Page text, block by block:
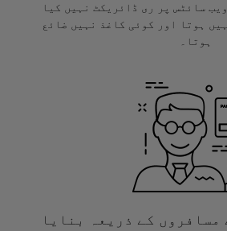
سائٹس پر ری ڈائریکٹ نہیں کیا
ہوتا اور کوئی کاغذ نہیں ضائع
ہوتا۔
مسافروں کے ذریعہ بنایا